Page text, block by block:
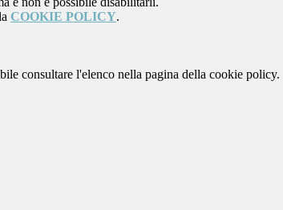
COOKIE POLICY.
consultare l'elenco nella pagina della cookie policy.